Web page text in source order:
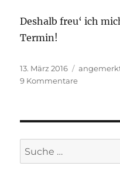
Deshalb freu‘ ich
Termin!
Veröffentlicht
am
13. März 2016
9 Kommentarezu
Suche
nach: